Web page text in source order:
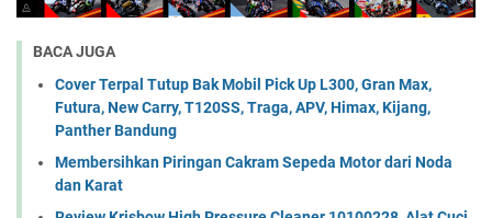
BACA JUGA
Cover Terpal Tutup Bak Mobil Pick Up L300, Gran Max,
Futura, New Carry, T120SS, Traga, APV, Himax, Kijang,
Panther Bandung
Membersihkan Piringan Cakram Sepeda Motor dari Noda
dan Karat